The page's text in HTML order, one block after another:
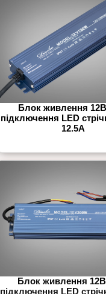
Блок живлення
підключення LED
12.5А
Блок живлення
підключення LED